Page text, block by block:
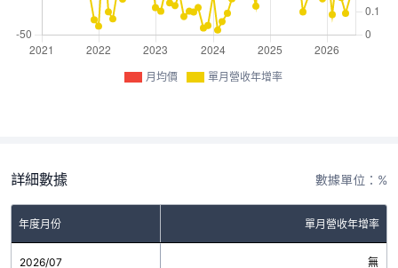
月均價 單月營收年增率
詳細數據 數據單位：%
年度月份 單月營收年增率
2026/07 無